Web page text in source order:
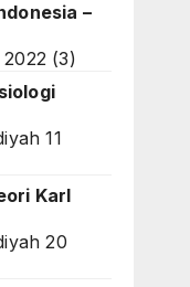
–
2022 (3)
11
Karl
20